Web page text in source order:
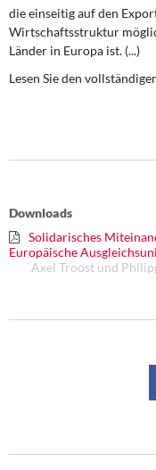
Über mich
Kontakt
die einseitig auf den
Wirtschaftsstruktur
Länder in Europa ist. (...)
Lesen Sie den
Downloads
Solidarisches
Europäische
Axel Troost und